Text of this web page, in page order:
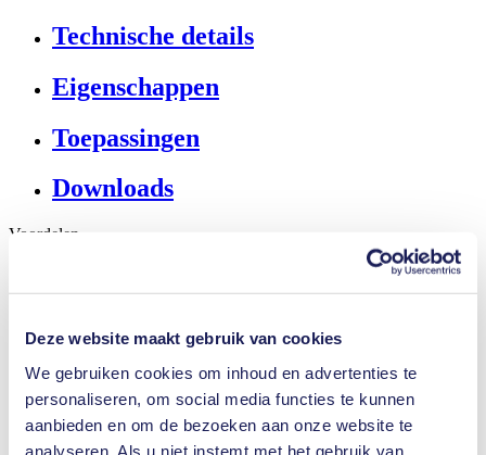
Deze website maakt gebruik van cookies
We gebruiken cookies om inhoud en advertenties te
personaliseren, om social media functies te kunnen
aanbieden en om de bezoeken aan onze website te
analyseren. Als u niet instemt met het gebruik van
Technische details
Eigenschappen
Toepassingen
Downloads
Voordelen
Zuiver transport
Zeer goed bestand tegen agressieve
Zelfaanzuigend
Verkrijgbaar met geïntegreerd overdrukventiel
Kan drooglopen
Lage pulsatie
NSF gecertificeerd
Regelbare capaciteit